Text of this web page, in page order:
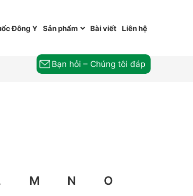
Đông Y Sản phẩm Bài viết Liên hệ
Bạn hỏi – Chúng tôi đáp
M N
O